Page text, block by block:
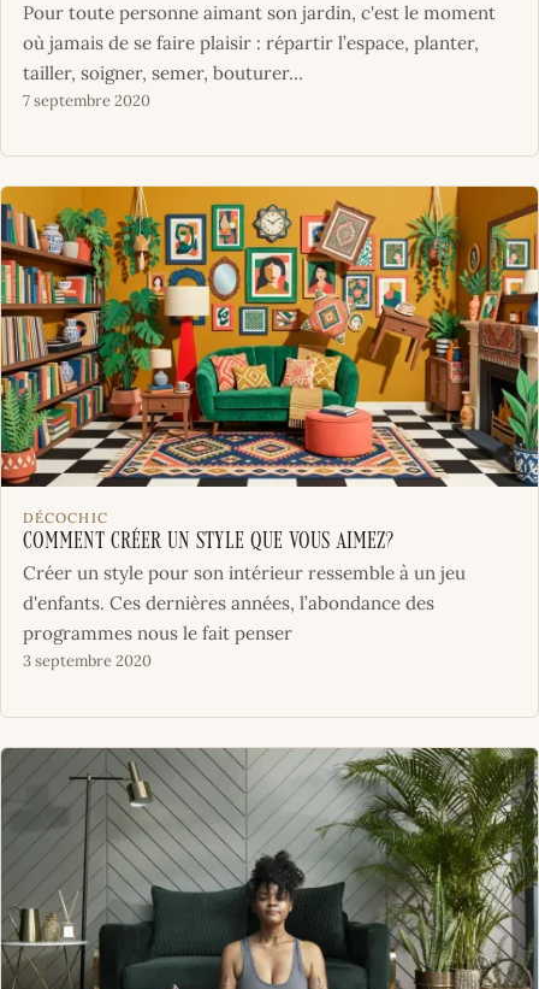
Pour toute personne aimant son jardin, c'est le moment
où jamais de se faire plaisir : répartir l’espace, planter,
tailler, soigner, semer, bouturer…
7 septembre 2020
DÉCOCHIC
Comment créer un style que vous aimez?
Créer un style pour son intérieur ressemble à un jeu
d'enfants. Ces dernières années, l’abondance des
programmes nous le fait penser
3 septembre 2020